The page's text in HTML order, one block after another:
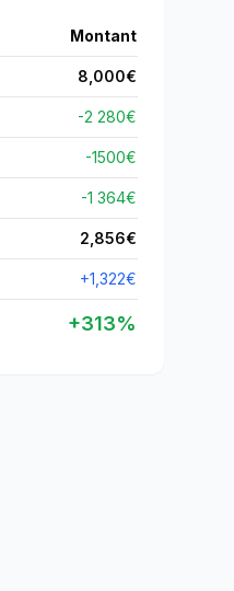
Montant
8,000€
-2 280€
-1500€
-1 364€
2,856€
+1,322€
+313%